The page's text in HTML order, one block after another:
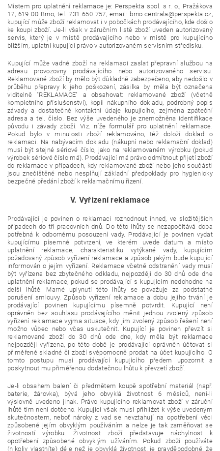
Místem pro uplatnění reklamace je: Perspekta spol. s r. o., Pražákova
17, 619 00 Brno, tel. 731 650 757, email: brno.centrala@perspekta.cz,
kupující může zboží reklamovat i v pobočkách prodávajícího, kde došlo
ke koupi zboží. Je-li však v záručním listě zboží uveden autorizovaný
servis, který je v místě prodávajícího nebo v místě pro kupujícího
bližším, uplatní kupující právo v autorizovaném servisním středisku.
Kupující může vadné zboží na reklamaci zaslat přepravní službou na
adresu provozovny prodávajícího nebo autorizovaného servisu.
Reklamované zboží by mělo být důkladně zabezpečeno, aby nedošlo v
průběhu přepravy k jeho poškození, zásilka by měla být označena
viditelně "REKLAMACE" a obsahovat: reklamované zboží (včetně
kompletního příslušenství), kopii nákupního dokladu, podrobný popis
závady a dostatečné kontaktní údaje kupujícího, zejména zpáteční
adresa a tel. číslo. Bez výše uvedeného je znemožněna identifikace
původu i závady zboží. Viz. níže formulář pro uplatnění reklamace.
Pokud bylo v minulosti zboží reklamováno, též doloží doklad o
reklamaci. Na nabývacím dokladu (nákupní nebo reklamační doklad)
musí být stejné sériové číslo, jako na reklamovaném výrobku (pokud
výrobek sériové číslo má). Prodávající má právo odmítnout přijetí zboží
do reklamace v případech, kdy reklamované zboží nebo jeho součásti
jsou znečištěné nebo nesplňují základní předpoklady pro hygienicky
bezpečné předání zboží k reklamačnímu řízení.
V. Vyřízení reklamace
Prodávající je povinen o reklamaci rozhodnout ihned, ve složitějších
případech do tří pracovních dnů. Do této lhůty se nezapočítává doba
potřebná k odbornému posouzení vady. Prodávající je povinen vydat
kupujícímu písemné potvrzení, ve kterém uvede datum a místo
uplatnění reklamace, charakteristiku vytýkané vady, kupujícím
požadovaný způsob vyřízení reklamace a způsob jakým bude kupující
informován o jejím vyřízení. Reklamace včetně odstranění vady musí
být vyřízena bez zbytečného odkladu, nejpozději do 30 dnů ode dne
uplatnění reklamace, pokud se prodávající s kupujícím nedohodne na
delší lhůtě. Marné uplynutí této lhůty se považuje za podstatné
porušení smlouvy. Způsob vyřízení reklamace a dobu jejího trvání je
prodávající povinen kupujícímu písemně potvrdit. Kupující není
oprávněn bez souhlasu prodávajícího měnit jednou zvolený způsob
vyřízení reklamace vyjma situace, kdy jím zvolený způsob řešení není
možno vůbec nebo včas uskutečnit. Kupující je povinen převzít si
reklamované zboží do 30 dnů ode dne, kdy měla být reklamace
nejpozději vyřízena, po této době je prodávající oprávněn účtovat si
přiměřené skladné či zboží svépomocně prodat na účet kupujícího. O
tomto postupu musí prodávající kupujícího předem upozornit a
poskytnout mu přiměřenou dodatečnou lhůtu k převzetí zboží.
Je-li obsahem balení či předmětem koupě spotřební materiál (např.
baterie, žárovka), bývá jeho obvyklá životnost 6 měsíců, není-li
výslovně uvedeno jinak. Právo kupujícího reklamovat zboží v záruční
lhůtě tím není dotčeno. Kupující však musí přihlížet k výše uvedeným
skutečnostem, neboť nároky z vad se nevztahují na opotřebení věci
způsobené jejím obvyklým používáním a nelze je tak zaměňovat se
životností výrobku. Životnost zboží představuje náchylnost k
opotřebení způsobené obvyklým užíváním. Pokud zboží používáte
(nikoliv vlastníte) déle než je obvyklá životnost, je pravděpodobné, že